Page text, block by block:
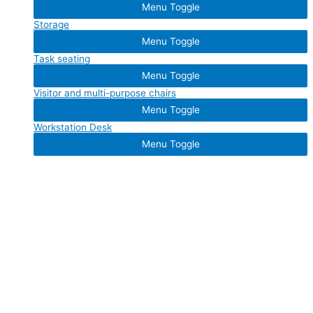
Menu Toggle
Storage
Menu Toggle
Task seating
Menu Toggle
Visitor and multi-purpose chairs
Menu Toggle
Workstation Desk
Menu Toggle